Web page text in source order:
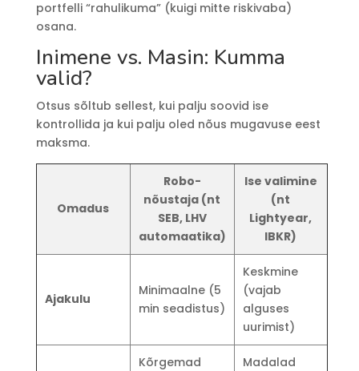
portfelli “rahulikuma” (kuigi mitte riskivaba)
osana.
Inimene vs. Masin: Kumma
valid?
Otsus sõltub sellest, kui palju soovid ise
kontrollida ja kui palju oled nõus mugavuse eest
maksma.
Omadus
Robo-
nõustaja (nt
SEB, LHV
automaatika)
Ise valimine
(nt
Lightyear,
IBKR)
Ajakulu
Minimaalne (5
min seadistus)
Keskmine
(vajab
alguses
uurimist)
Kõrgemad
Madalad